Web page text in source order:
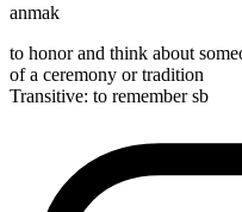
anmak
to honor and think about
of a ceremony or tradition
Transitive: to remembersb